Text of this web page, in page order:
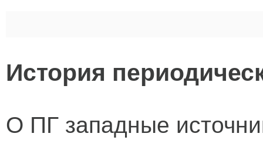
История
О ПГ западные